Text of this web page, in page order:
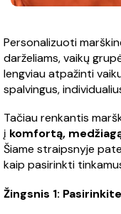
Personalizuoti
darželiams, vaikų
lengviau atpažinti
spalvingus,
Tačiau renkantis
į komfortą,
Šiame straipsnyje
kaip pasirinkti
Žingsnis 1: